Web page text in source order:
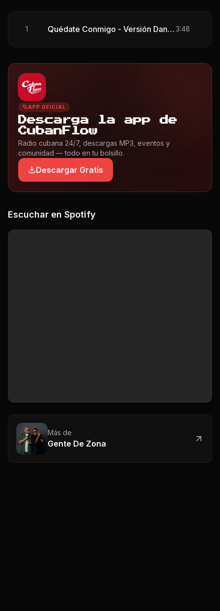
1 Quédate Conmigo - Versión Dance3:48
APP OFICIAL
Descarga la app de
CubanFlow
Radio cubana 24/7, descargas MP3, eventos y
comunidad — todo en tu bolsillo.
Descargar Gratis
Escuchar en Spotify
Más de
Gente De Zona